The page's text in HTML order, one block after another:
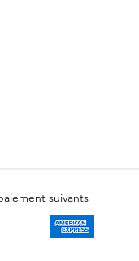
suivants